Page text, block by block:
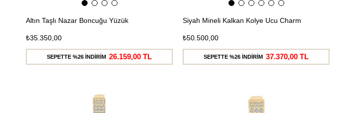
Altın Taşlı Nazar Boncuğu Yüzük
₺35.350,00
SEPETTE %26 İNDİRİM 26.159,00 TL
Siyah Mineli Kalkan Kolye Ucu Charm
₺50.500,00
SEPETTE %26 İNDİRİM 37.370,00 TL